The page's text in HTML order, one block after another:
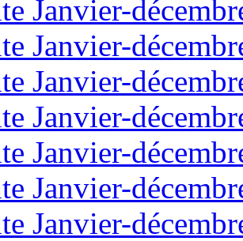
Janvier-
Janvier-
Janvier-
Janvier-
Janvier-
Janvier-
Janvier-